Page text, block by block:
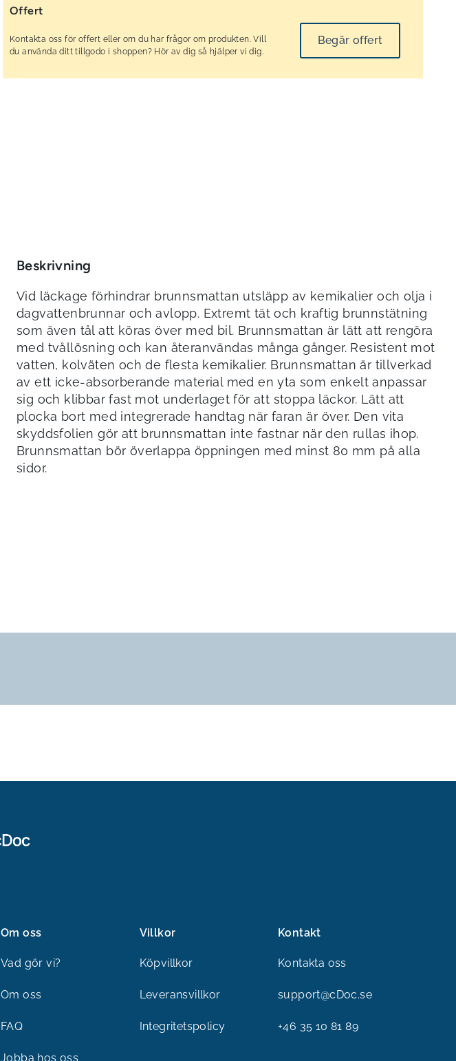
Offert
Kontakta oss för offert eller om du har frågor om produkten. Vill
du använda ditt tillgodo i shoppen? Hör av dig så hjälper vi dig.
Begär offert
Beskrivning
Vid läckage förhindrar brunnsmattan utsläpp av kemikalier och olja i
dagvattenbrunnar och avlopp. Extremt tät och kraftig brunnstätning
som även tål att köras över med bil. Brunnsmattan är lätt att rengöra
med tvållösning och kan återanvändas många gånger. Resistent mot
vatten, kolväten och de flesta kemikalier. Brunnsmattan är tillverkad
av ett icke-absorberande material med en yta som enkelt anpassar
sig och klibbar fast mot underlaget för att stoppa läckor. Lätt att
plocka bort med integrerade handtag när faran är över. Den vita
skyddsfolien gör att brunnsmattan inte fastnar när den rullas ihop.
Brunnsmattan bör överlappa öppningen med minst 80 mm på alla
sidor.
Om oss
Vad gör vi?
Om oss
FAQ
Jobba hos oss
Villkor
Köpvillkor
Leveransvillkor
Integritetspolicy
Kontakt
Kontakta oss
support@cDoc.se
+46 35 10 81 89